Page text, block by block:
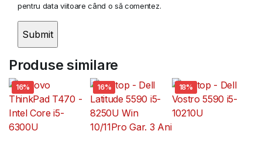
pentru data viitoare când o să comentez.
Produse similare
16% 16% 18%